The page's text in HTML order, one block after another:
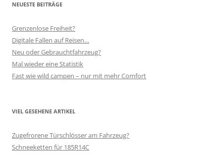
NEUESTE BEITRÄGE
Grenzenlose Freiheit?
Digitale Fallen auf Reisen…
Neu oder Gebrauchtfahrzeug?
Mal wieder eine Statistik
Fast wie wild campen – nur mit mehr Comfort
VIEL GESEHENE ARTIKEL
Zugefrorene Türschlösser am Fahrzeug?
Schneeketten für 185R14C